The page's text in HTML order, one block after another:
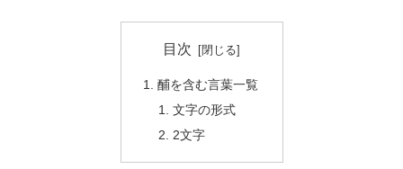
目次
酺を含む言葉一覧
文字の形式
2文字